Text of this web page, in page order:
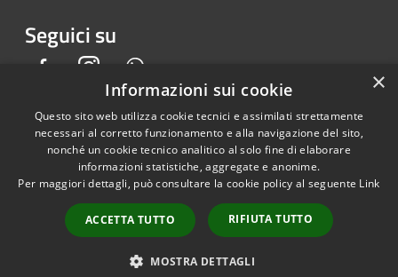
Seguici su
FacebookInstagram
Accessibilità
Privacy
Mappa del sito
Copyright © 2026 • Comune di
Piedimonte San Germano •
Powered by Municipium
Accesso redazione
×
Informazioni sui cookie
Questo sito web utilizza cookie tecnici e assimilati strettamente
necessari al corretto funzionamento e alla navigazione del sito,
nonché un cookie tecnico analitico al solo fine di elaborare
informazioni statistiche, aggregate e anonime.
Per maggiori dettagli, può consultare la cookie policy al seguente Link
ACCETTA TUTTO RIFIUTA TUTTO
MOSTRA DETTAGLI